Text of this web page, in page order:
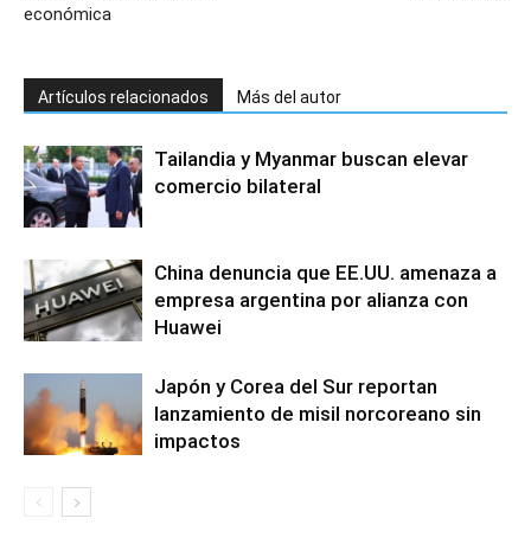
económica
Artículos relacionados Más del autor
Tailandia y Myanmar buscan elevar
comercio bilateral
China denuncia que EE.UU. amenaza a
empresa argentina por alianza con
Huawei
Japón y Corea del Sur reportan
lanzamiento de misil norcoreano sin
impactos